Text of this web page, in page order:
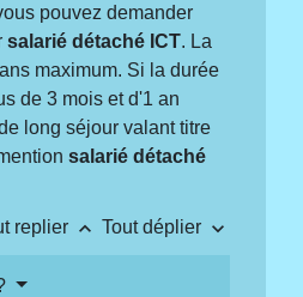
pouvez demander
salarié détaché ICT. La
maximum. Si la durée
de 3 mois et d'1 an
long séjour valant titre
salarié détaché
replier keyboard_arrow_up Tout déplier keyboard_arrow_down